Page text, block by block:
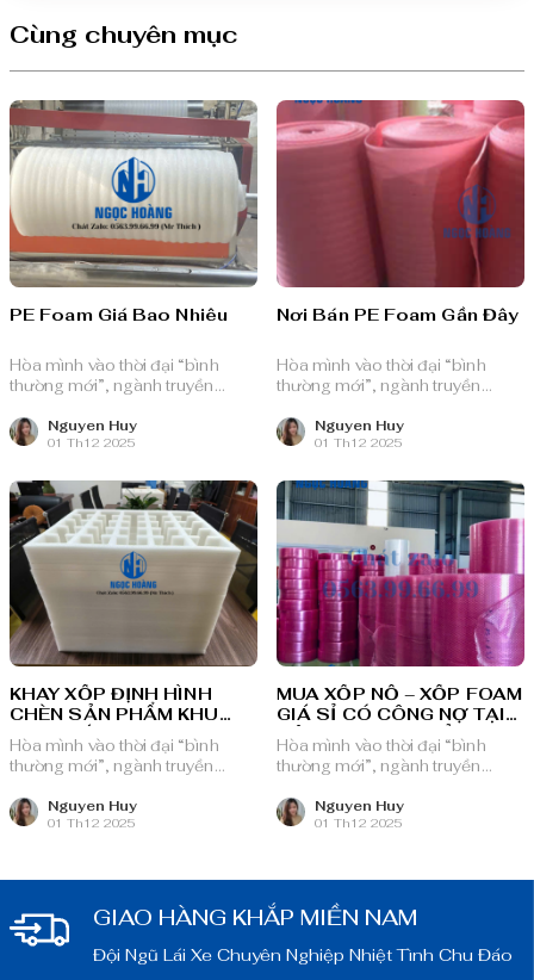
Cùng chuyên mục
PE Foam Giá Bao Nhiêu
Hòa mình vào thời đại “bình
thường mới”, ngành truyền
nguồn lực dồi dào và chiến lược
bài bản, sẵn sàng ghi danh trên
Nguyen Huy
01 Th12 2025
Nơi Bán PE Foam Gần Đây
Hòa mình vào thời đại “bình
thường mới”, ngành truyền
nguồn lực dồi dào và chiến lược
bài bản, sẵn sàng ghi danh trên
Nguyen Huy
01 Th12 2025
KHAY XỐP ĐỊNH HÌNH
CHÈN SẢN PHẨM KHU
VỰC PHÍA NAM
Hòa mình vào thời đại “bình
thường mới”, ngành truyền
nguồn lực dồi dào và chiến lược
bài bản, sẵn sàng ghi danh trên
Nguyen Huy
01 Th12 2025
MUA XỐP NỔ – XỐP FOAM
GIÁ SỈ CÓ CÔNG NỢ TẠI
CÔNG TY TNHH SẢN
XUẤT BAO BÌ NGỌC
HOÀNG
Hòa mình vào thời đại “bình
thường mới”, ngành truyền
nguồn lực dồi dào và chiến lược
bài bản, sẵn sàng ghi danh trên
Nguyen Huy
01 Th12 2025
GIAO HÀNG KHẮP MIỀN NAM
Đội Ngũ Lái Xe Chuyên Nghiệp Nhiệt Tình Chu Đáo